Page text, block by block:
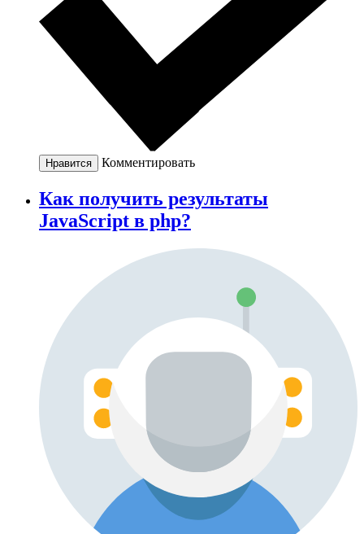
Нравится Комментировать
Как получить результаты
JavaScript в php?